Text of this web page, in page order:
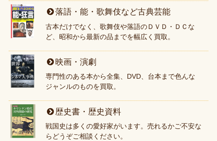
落語・能・歌舞伎など古典芸能
古本だけでなく、歌舞伎や落語のＤＶＤ・ＤＣな
ど、昭和から最新の品までを幅広く買取。
映画・演劇
専門性のある本から全集、DVD、台本まで色んな
ジャンルのものを買取。
歴史書・歴史資料
戦国史は多くの愛好家がいます。売れるかご不安な
らどうぞご相談ください。